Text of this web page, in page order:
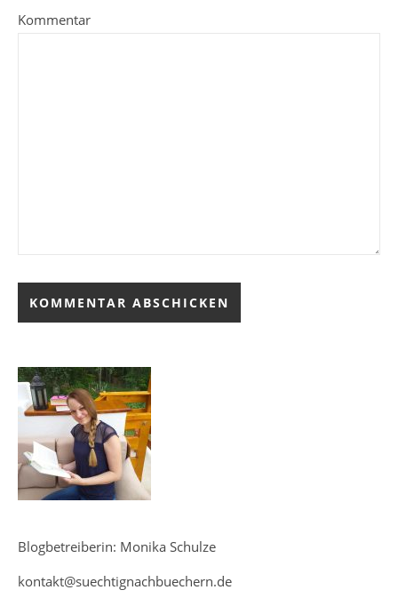
Kommentar
Blogbetreiberin: Monika Schulze
kontakt@suechtignachbuechern.de